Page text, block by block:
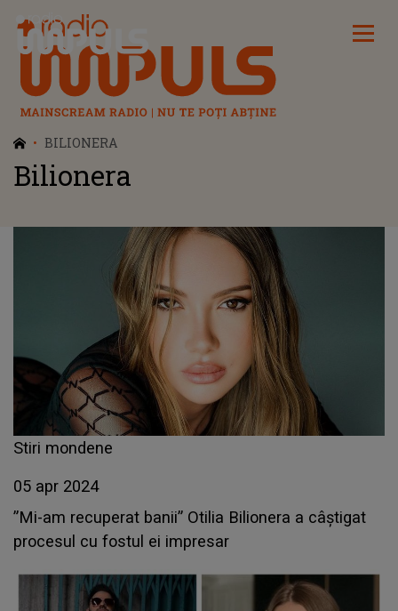
Radio Impuls
BILIONERA
Bilionera
Stiri mondene
05 apr 2024
”Mi-am recuperat banii” Otilia Bilionera a câștigat
procesul cu fostul ei impresar